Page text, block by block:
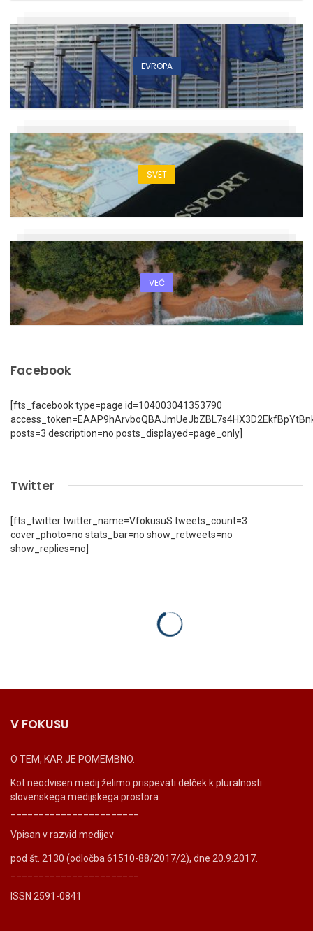
EVROPA
SVET
VEČ
Facebook
[fts_facebook type=page id=104003041353790
posts=3 description=no posts_displayed=page_only]
Twitter
[fts_twitter twitter_name=VfokusuS tweets_count=3
cover_photo=no stats_bar=no show_retweets=no
show_replies=no]
V FOKUSU
O TEM, KAR JE POMEMBNO.
Kot neodvisen medij želimo prispevati delček k pluralnosti
slovenskega medijskega prostora.
Vpisan v razvid medijev
pod št. 2130 (odločba 61510-88/2017/2), dne 20.9.2017.
ISSN 2591-0841